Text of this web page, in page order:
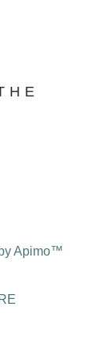
Apimo™